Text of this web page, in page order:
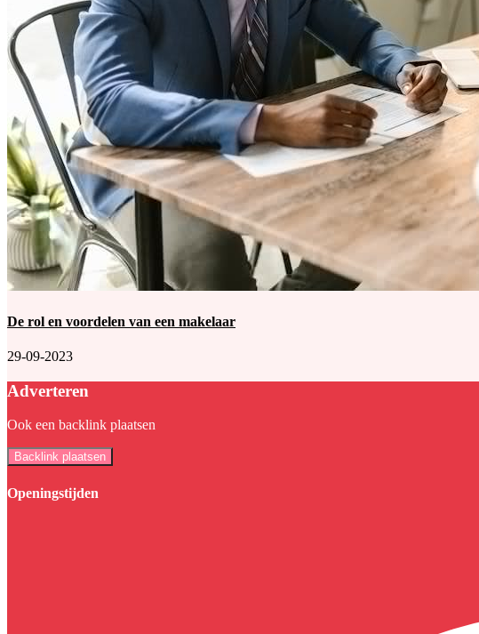
De rol en voordelen van een makelaar
29-09-2023
Adverteren
Ook een backlink plaatsen
Backlink plaatsen
Openingstijden